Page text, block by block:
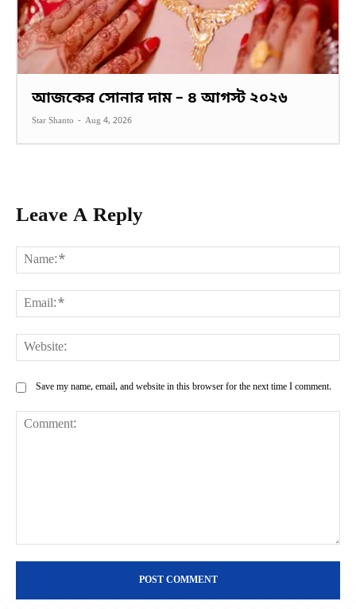
আজকের সোনার দাম – ৪ আগস্ট ২০২৬
Star Shanto - Aug 4, 2026
Leave A Reply
Save my name, email, and website in this browser for the next time I comment.